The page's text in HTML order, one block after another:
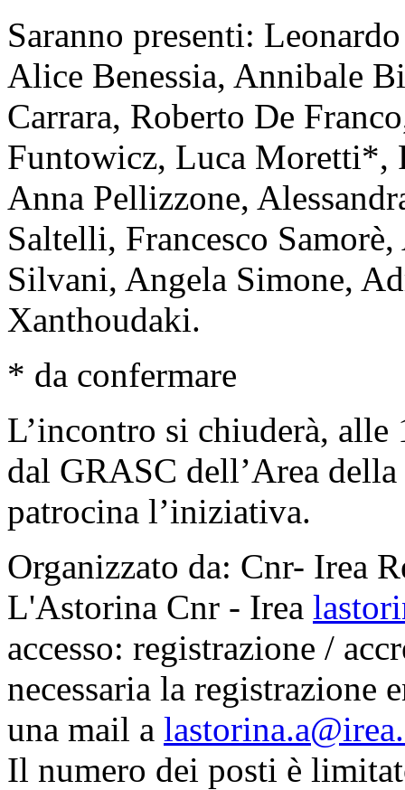
Saranno presenti:
Alice Benessia, Annibale
Carrara, Roberto De
Funtowicz, Luca Moretti*,
Anna Pellizzone,
Saltelli, Francesco
Silvani, Angela Simone,
Xanthoudaki.
* da confermare
L’incontro si chiuderà,
dal GRASC dell’Area
patrocina l’iniziativa.
Organizzato da: Cnr- Irea
L'Astorina Cnr - Irea
accesso: registrazione /
necessaria la registrazione
una mail a
Il numero dei posti è